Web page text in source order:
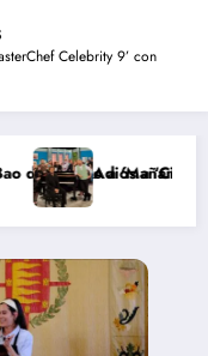
Celebrity 9’ con
a ‘Mañaneros 360’
Adiós a ‘Cine de barrio’